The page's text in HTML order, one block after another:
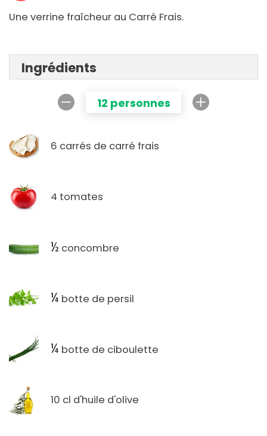
Une verrine fraîcheur au Carré Frais.
Ingrédients
12 personnes
6 carrés de carré frais
4 tomates
½ concombre
¼ botte de persil
¼ botte de ciboulette
10 cl d'huile d'olive